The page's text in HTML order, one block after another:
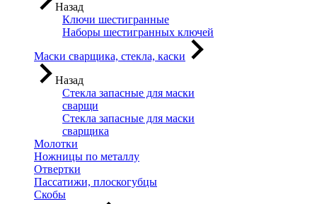
Назад
Ключи шестигранные
Наборы шестигранных ключей
Маски сварщика, стекла, каски
Назад
Стекла запасные для маски
сварщи
Стекла запасные для маски
сварщика
Молотки
Ножницы по металлу
Отвертки
Пассатижи, плоскогубцы
Скобы